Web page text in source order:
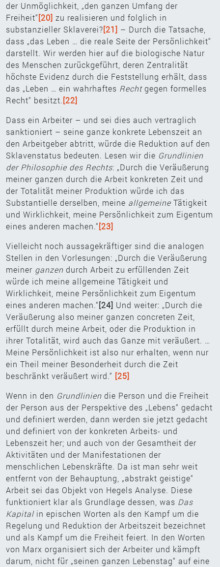
der Unmöglichkeit, „den ganzen Umfang der
Freiheit“[20] zu realisieren und folglich in
substanzieller Sklaverei?[21] – Durch die Tatsache,
dass „das Leben … die reale Seite der Persönlichkeit“
darstellt. Wir werden hier auf die biologische Natur
des Menschen zurückgeführt, deren Zentralität
höchste Evidenz durch die Feststellung erhält, dass
das „Leben … ein wahrhaftes Rechtgegen formelles
Recht“ besitzt.[22]
Dass ein Arbeiter – und sei dies auch vertraglich
sanktioniert – seine ganze konkrete Lebenszeit an
den Arbeitgeber abtritt, würde die Reduktion auf den
Sklavenstatus bedeuten. Lesen wir die Grundlinien
der Philosophie des Rechts: „Durch die Veräußerung
meiner ganzen durch die Arbeit konkreten Zeit und
der Totalität meiner Produktion würde ich das
Substantielle derselben, meine allgemeine Tätigkeit
und Wirklichkeit, meine Persönlichkeit zum Eigentum
eines anderen machen.“[23]
Vielleicht noch aussagekräftiger sind die analogen
Stellen in den Vorlesungen: „Durch die Veräußerung
meiner ganzen durch Arbeit zu erfüllenden Zeit
würde ich meine allgemeine Tätigkeit und
Wirklichkeit, meine Persönlichkeit zum Eigentum
eines anderen machen.“[24] Und weiter: „Durch die
Veräußerung also meiner ganzen concreten Zeit,
erfüllt durch meine Arbeit, oder die Produktion in
ihrer Totalität, wird auch das Ganze mit veräußert. …
Meine Persönlichkeit ist also nur erhalten, wenn nur
ein Theil meiner Besonderheit durch die Zeit
beschränkt veräußert wird.“ [25]
Wenn in den Grundlinien die Person und die Freiheit
der Person aus der Perspektive des „Lebens“ gedacht
und definiert werden, dann werden sie jetzt gedacht
und definiert von der konkreten Arbeits- und
Lebenszeit her; und auch von der Gesamtheit der
Aktivitäten und der Manifestationen der
menschlichen Lebenskräfte. Da ist man sehr weit
entfernt von der Behauptung, „abstrakt geistige“
Arbeit sei das Objekt von Hegels Analyse. Diese
funktioniert klar als Grundlage dessen, was Das
Kapitalin epischen Worten als den Kampf um die
Regelung und Reduktion der Arbeitszeit bezeichnet
und als Kampf um die Freiheit feiert. In den Worten
von Marx organisiert sich der Arbeiter und kämpft
darum, nicht für „seinen ganzen Lebenstag“ auf eine